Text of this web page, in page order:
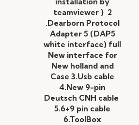
teamviewer ) 2
.Dearborn Protocol
Adapter 5 (DAP5
white interface) full
New interface for
New holland and
Case 3.Usb cable
4.New 9-pin
Deutsch CNH cable
5.6+9 pin cable
6.ToolBox